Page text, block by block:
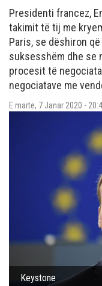
Presidenti francez,
takimit të tij me
Paris, se dëshiron
suksesshëm dhe se
procesit të
negociatave me
E martë, 7 Janar 2020 -
Keystone